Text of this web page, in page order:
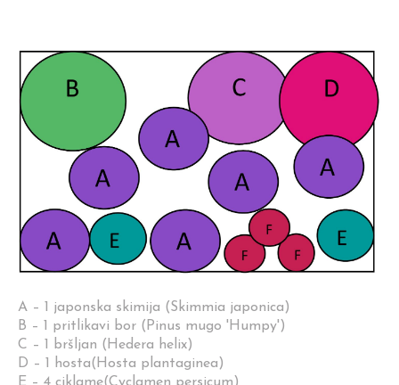
A – 1 japonska skimija (Skimmia japonica)
B – 1 pritlikavi bor (Pinus mugo 'Humpy')
C – 1 bršljan (Hedera helix)
D – 1 hosta(Hosta plantaginea)